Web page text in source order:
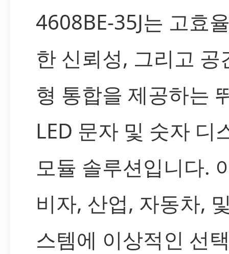
4608BE-35J는 고효
한 신뢰성, 그리고 공
형 통합을 제공하는
LED 문자 및 숫자 디
모듈 솔루션입니다.
비자, 산업, 자동차,
스템에 이상적인 선